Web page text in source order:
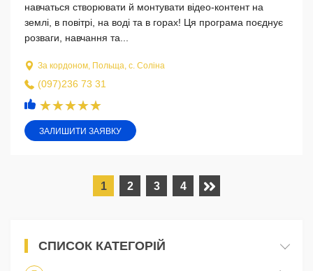
навчаться cтворювати й монтувати відео-контент на
землі, в повітрі, на воді та в горах! Ця програма поєднує
розваги, навчання та...
За кордоном, Польща, с. Соліна
(097)236 73 31
ЗАЛИШИТИ ЗАЯВКУ
1 2 3 4
СПИСОК КАТЕГОРІЙ